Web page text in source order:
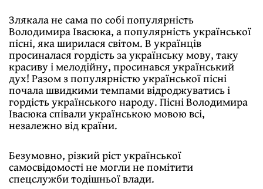
Злякала не сама по собі популярність
Володимира Івасюка, а популярність української
пісні, яка ширилася світом. В українців
просиналася гордість за українську мову, таку
красиву і мелодійну, просинався український
дух! Разом з популярністю української пісні
почала швидкими темпами відроджуватись і
гордість українського народу. Пісні Володимира
Івасюка співали українською мовою всі,
незалежно від країни.
Безумовно, різкий ріст української
самосвідомості не могли не помітити
спецслужби тодішньої влади.